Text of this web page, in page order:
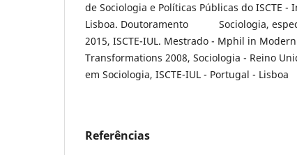
de Sociologia e Políticas Públicas do ISCTE
Lisboa. Doutoramento Sociologia,
2015, ISCTE-IUL. Mestrado - Mphil in
Transformations 2008, Sociologia - Reino
em Sociologia, ISCTE-IUL - Portugal - Lisboa
Referências